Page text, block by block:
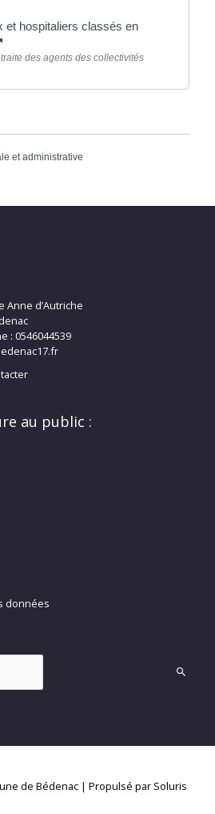
et hospitaliers classés en
des agents des collectivités
et administrative
Anne d’Autriche
: 0546044539
au public :
données
de Bédenac | Propulsé par Soluris